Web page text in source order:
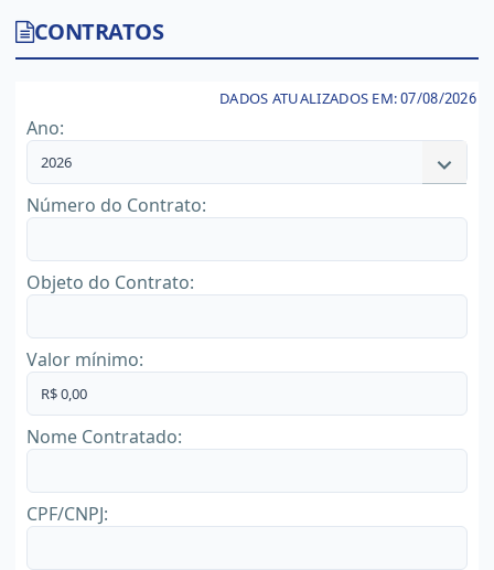
CONTRATOS
DADOS ATUALIZADOS EM:07/08/2026
Ano:
2026
Número do Contrato:
Objeto do Contrato:
Valor mínimo:
Nome Contratado:
CPF/CNPJ: